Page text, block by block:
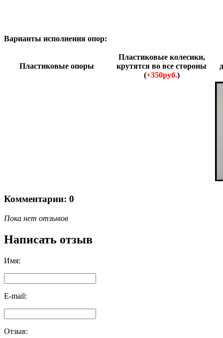
Варианты исполнения опор:
Пластиковые опоры
Пластиковые колесики,
крутятся во все стороны
(+350руб.)
Комментарии: 0
Пока нет отзывов
Написать отзыв
Имя:
E-mail:
Отзыв: